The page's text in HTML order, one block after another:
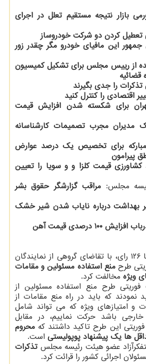
بازار نتیجه مستقیم تعلل در اجرای
تعطیل کردن دو شرکت خودروساز
این مافیای خودرو مگر چقدر زور
از رییس مجلس برای تشکیل کمیسیون
تذکرات را جدی بگیرند
اقتصادی را کنترل کنید
برای شکسته شدن افزایش قیمت
مدیران مجرب تصمیمات کارشناسانه
مبارکه برای تخصیص یک درصد عوارض
پیرامون
کشاورزی قیمت کلزا و و سویا را تعیین
مجلس: مراقب گزارشگر حقوق بشر
بهداشت درباره نایاب شدن شیر خشک
۱۰۰ درصدی قیمت آهن
مجلس همین طور با ۱۲۶ رای، با تقاضای گروهی از نمایندگان
طرحمنع استفاده مسئولین و مقامات
ویژه مخالفت کرد.
طرح منع استفاده مسئولین از
نمودند که باید در راه منع مقامات از
و امتیازهای ویژه که می تواند شامل
باشد حرکت نماییم، در مقابل
این طرح تاکید داشتند که محروم
ها یک پیشنهاد پوپولیستی است.
عضو هیئت رئیسه مجلس تذکرات
اجرائی کشور را قرائت کرد.